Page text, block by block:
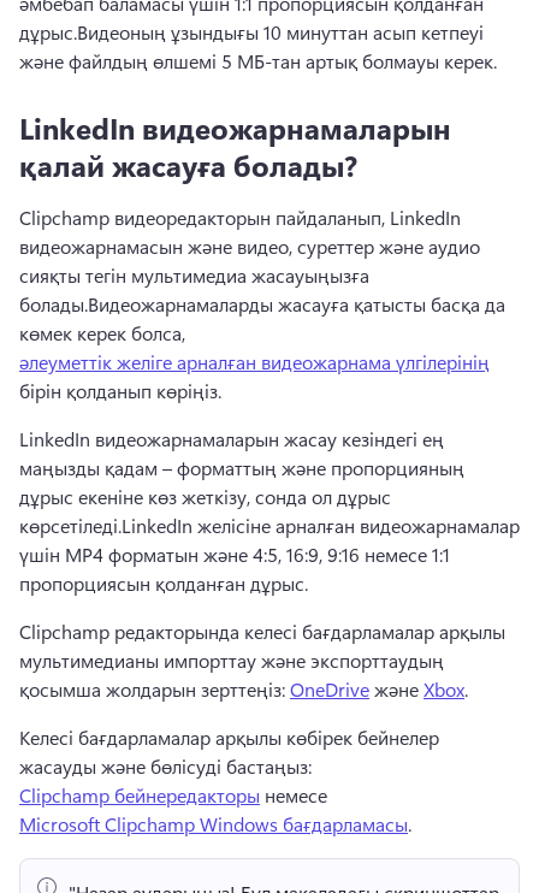
дұрыс.Видеоның ұзындығы 10 минуттан асып кетпеуі
және файлдың өлшемі 5 МБ-тан артық болмауы керек.
LinkedIn видеожарнамаларын
қалай жасауға болады?
Clipchamp видеоредакторын пайдаланып, LinkedIn
видеожарнамасын және видео, суреттер және аудио
сияқты тегін мультимедиа жасауыңызға
болады.Видеожарнамаларды жасауға қатысты басқа да
көмек керек болса,
әлеуметтік желіге арналған видеожарнама үлгілерінің
бірін қолданып көріңіз.
LinkedIn видеожарнамаларын жасау кезіндегі ең
маңызды қадам – форматтың және пропорцияның
дұрыс екеніне көз жеткізу, сонда ол дұрыс
көрсетіледі.LinkedIn желісіне арналған видеожарнамалар
үшін MP4 форматын және 4:5, 16:9, 9:16 немесе 1:1
пропорциясын қолданған дұрыс.
Clipchamp редакторында келесі бағдарламалар арқылы
мультимедианы импорттау және экспорттаудың
қосымша жолдарын зерттеңіз: OneDrive және Xbox.
Келесі бағдарламалар арқылы көбірек бейнелер
жасауды және бөлісуді бастаңыз:
Clipchamp бейнередакторы немесе
Microsoft Clipchamp Windows бағдарламасы.